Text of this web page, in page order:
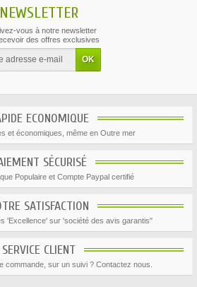
NEWSLETTER
vous à notre newsletter
des offres exclusives
ECONOMIQUE
et économiques, même en Outre mer
SÉCURISÉ
Populaire et Compte Paypal certifié
SATISFACTION
'Excellence' sur 'société des avis garantis"
SERVICE CLIENT
commande, sur un suivi ? Contactez nous.